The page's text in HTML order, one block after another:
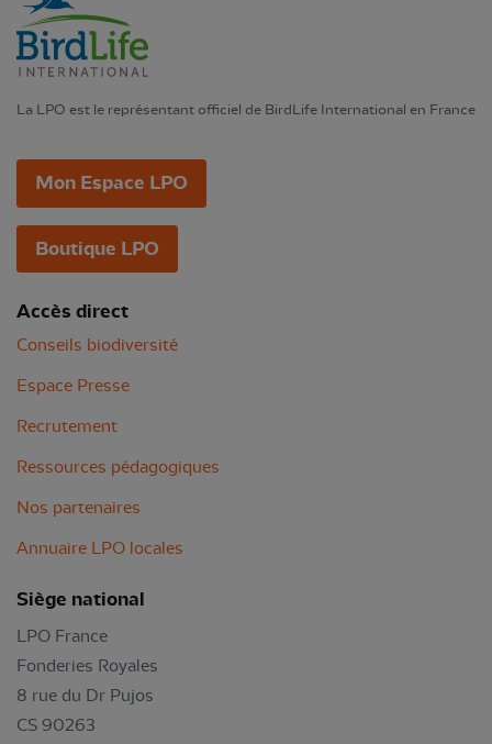
La LPO est le représentant officiel de BirdLife International en France
Mon Espace LPO
Boutique LPO
Accès direct
Conseils biodiversité
Espace Presse
Recrutement
Ressources pédagogiques
Nos partenaires
Annuaire LPO locales
Siège national
LPO France
Fonderies Royales
8 rue du Dr Pujos
CS 90263